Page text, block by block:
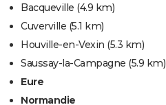
Bacqueville (4.9 km)
Cuverville (5.1 km)
Houville-en-Vexin (5.3 km)
Saussay-la-Campagne (5.9 km)
Eure
Normandie